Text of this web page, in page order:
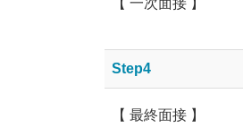
Step4
【 最終面接 】